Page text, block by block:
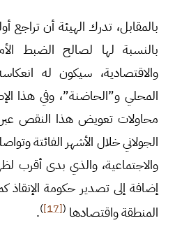
بالمقابل، تدرك الهيئة أن تراجع
بالنسبة لها لصالح الضبط
والاقتصادية، سيكون له
المحلي و”الحاضنة”، وفي هذا
محاولات تعويض هذا النقص عبر
الجولاني خلال الأشهر الفائتة
والاجتماعية، والذي بدى أقرب
إضافة إلى تصدير حكومة
المنطقة واقتصادها (
[17]
)
.